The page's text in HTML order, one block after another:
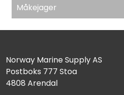
Måkejager
Norway Marine Supply AS
Postboks 777 Stoa
4808 Arendal